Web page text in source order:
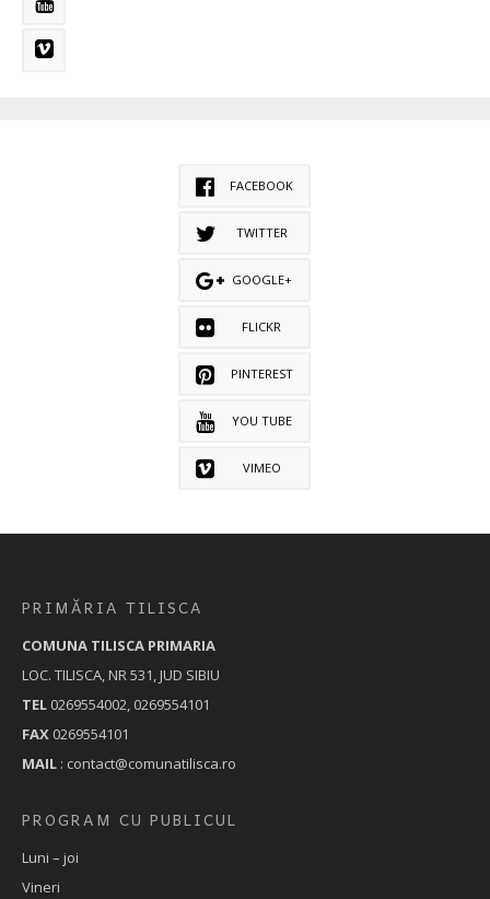
FACEBOOK
TWITTER
GOOGLE+
FLICKR
PINTEREST
YOU TUBE
VIMEO
PRIMĂRIA TILISCA
COMUNA TILISCA PRIMARIA
LOC. TILISCA, NR 531, JUD SIBIU
TEL 0269554002, 0269554101
FAX 0269554101
MAIL : contact@comunatilisca.ro
PROGRAM CU PUBLICUL
Luni – joi
Vineri